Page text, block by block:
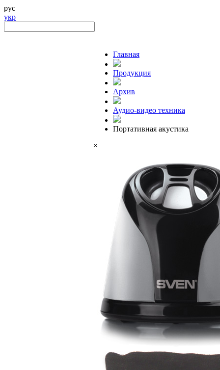
рус
укр
Главная
Продукция
Архив
Аудио-видео техника
Портативная акустика
×